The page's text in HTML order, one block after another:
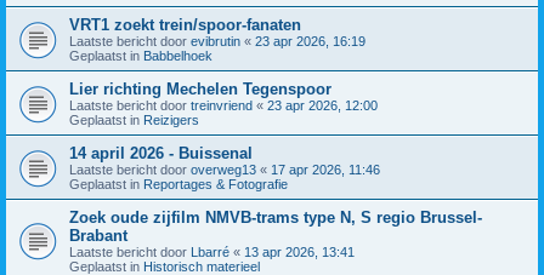
VRT1 zoekt trein/spoor-fanaten
Laatste bericht door evibrutin « 23 apr 2026, 16:19
Geplaatst in Babbelhoek
Lier richting Mechelen Tegenspoor
Laatste bericht door treinvriend « 23 apr 2026, 12:00
Geplaatst in Reizigers
14 april 2026 - Buissenal
Laatste bericht door overweg13 « 17 apr 2026, 11:46
Geplaatst in Reportages & Fotografie
Zoek oude zijfilm NMVB-trams type N, S regio Brussel-
Brabant
Laatste bericht door Lbarré « 13 apr 2026, 13:41
Geplaatst in Historisch materieel